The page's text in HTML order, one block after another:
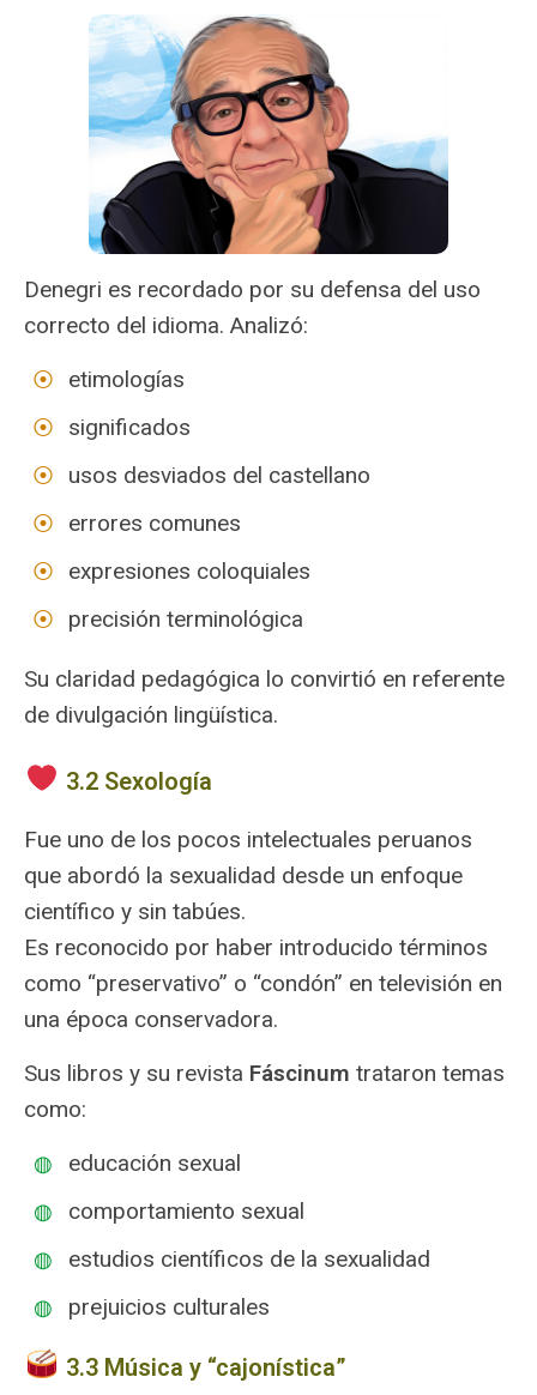
Denegri es recordado por su defensa del uso
correcto del idioma. Analizó:
etimologías
significados
usos desviados del castellano
errores comunes
expresiones coloquiales
precisión terminológica
Su claridad pedagógica lo convirtió en referente
de divulgación lingüística.
️ 3.2 Sexología
Fue uno de los pocos intelectuales peruanos
que abordó la sexualidad desde un enfoque
científico y sin tabúes.
Es reconocido por haber introducido términos
como “preservativo” o “condón” en televisión en
una época conservadora.
Sus libros y su revista Fáscinum trataron temas
como:
educación sexual
comportamiento sexual
estudios científicos de la sexualidad
prejuicios culturales
3.3 Música y “cajonística”